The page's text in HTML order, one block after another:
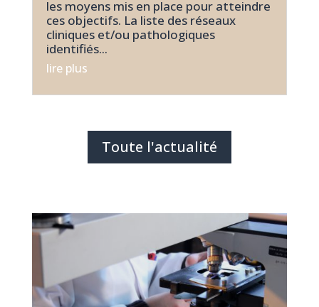
les moyens mis en place pour atteindre
ces objectifs. La liste des réseaux
cliniques et/ou pathologiques
identifiés...
lire plus
Toute l'actualité